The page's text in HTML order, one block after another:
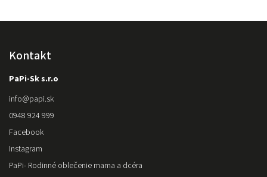
Kontakt
PaPi-Sk s.r.o
info@papi.sk
0948 924 999
Facebook
Instagram
PaPi- Rodinné oblečenie mama a dcéra